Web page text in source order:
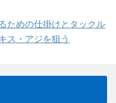
ための仕掛けとタックル
ス・アジを狙う